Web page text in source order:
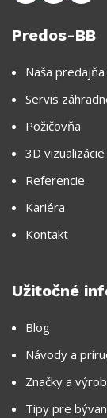
Predos-BB
Naša predajňa
Servis
Požičovňa
3D vizualizácie
Referencie
Kariéra
Kontakt
Užitočné
Blog
Návody a
Značky a
Tipy pre